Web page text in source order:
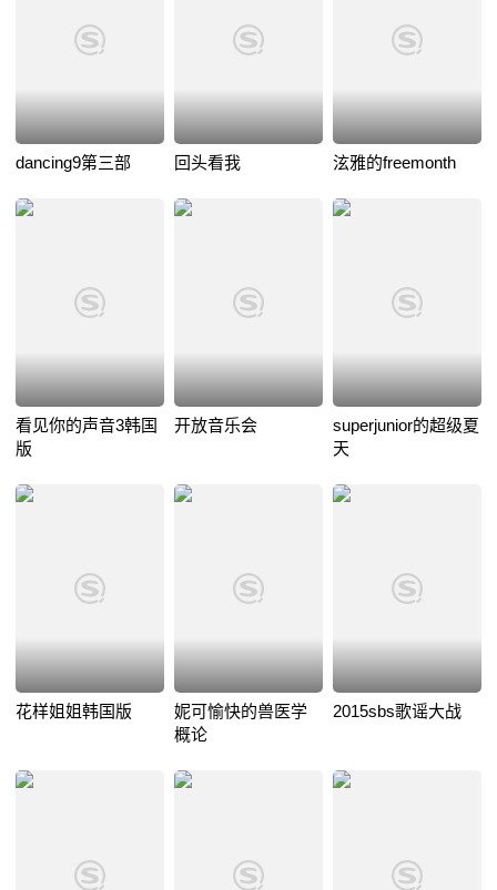
dancing9第三部 回头看我 泫雅的freemonth
看见你的声音3韩国
版
开放音乐会
superjunior的超级夏
天
花样姐姐韩国版
妮可愉快的兽医学
概论
2015sbs歌谣大战